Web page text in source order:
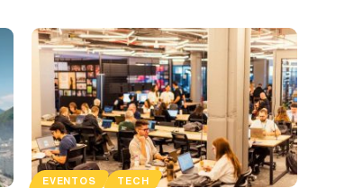
EVENTOS TECH